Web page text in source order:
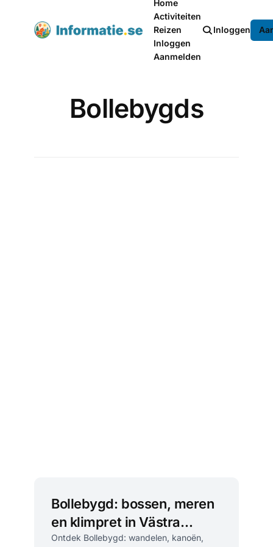
Home
Activiteiten
Reizen
Inloggen
Aanmelden
Inloggen
Bollebygds
Bollebygd: bossen, meren
en klimpret in Västra
Götaland
Ontdek Bollebygd: wandelen, kanoën,